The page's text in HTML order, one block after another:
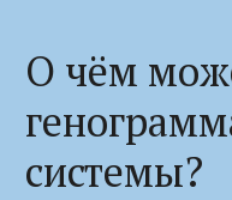
О чём
системы?